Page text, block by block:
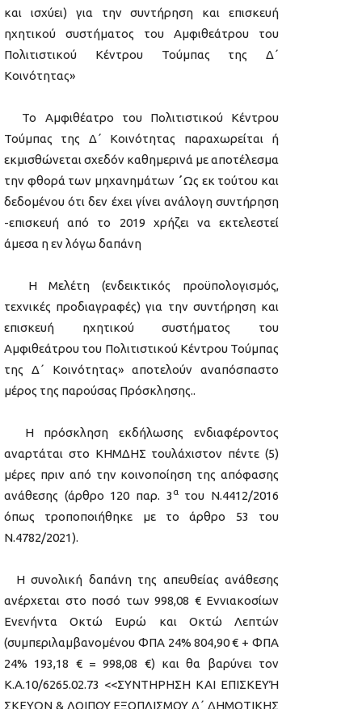
και ισχύει) για την συντήρηση και επισκευή
ηχητικού συστήματος του Αμφιθεάτρου του
Πολιτιστικού Κέντρου Τούμπας της Δ΄
Κοινότητας»
Το Αμφιθέατρο του Πολιτιστικού Κέντρου
Τούμπας της Δ΄ Κοινότητας παραχωρείται ή
εκμισθώνεται σχεδόν καθημερινά με αποτέλεσμα
την φθορά των μηχανημάτων΄Ως εκ τούτου και
δεδομένου ότι δεν έχει γίνει ανάλογη συντήρηση
-επισκευή από το 2019 χρήζει να εκτελεστεί
άμεσα η εν λόγω δαπάνη
Η Μελέτη (ενδεικτικός προϋπολογισμός,
τεχνικές προδιαγραφές) για την συντήρηση και
επισκευή ηχητικού συστήματος του
Αμφιθεάτρου του Πολιτιστικού Κέντρου Τούμπας
της Δ΄ Κοινότητας» αποτελούν αναπόσπαστο
μέρος της παρούσας Πρόσκλησης..
Η πρόσκληση εκδήλωσης ενδιαφέροντος
αναρτάται στο ΚΗΜΔΗΣ τουλάχιστον πέντε (5)
μέρες πριν από την κοινοποίηση της απόφασης
ανάθεσης (άρθρο 120 παρ. 3 ατου Ν.4412/2016
όπως τροποποιήθηκε με το άρθρο 53 του
Ν.4782/2021).
Η συνολική δαπάνη της απευθείας ανάθεσης
ανέρχεται στο ποσό των 998,08 € Εννιακοσίων
Ενενήντα Οκτώ Ευρώ και Οκτώ Λεπτών
(συμπεριλαμβανομένου ΦΠΑ 24% 804,90 € + ΦΠΑ
24% 193,18 € = 998,08 €) και θα βαρύνει τον
Κ.Α.10/6265.02.73 <<ΣΥΝΤΗΡΗΣΗ ΚΑΙ ΕΠΙΣΚΕΥΉ
ΣΚΕΥΩΝ & ΛΟΙΠΟΥ ΕΞΟΠΛΙΣΜΟΥ Δ΄ ΔΗΜΟΤΙΚΗΣ